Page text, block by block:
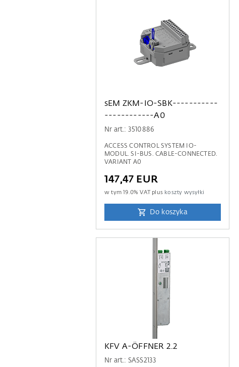
sEM ZKM-IO-SBK-----------
------------A0
Nr art.: 3510886
ACCESS CONTROL SYSTEM IO-
MODUL. SI-BUS. CABLE-CONNECTED.
VARIANT A0
147,47 EUR
w tym19.0% VAT plus koszty wysyłki
Do koszyka
KFV A-ÖFFNER 2.2
Nr art.: SASS2133